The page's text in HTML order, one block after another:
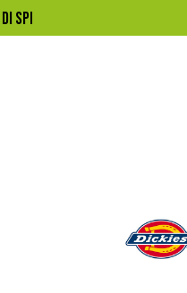
50€ DI SPESA